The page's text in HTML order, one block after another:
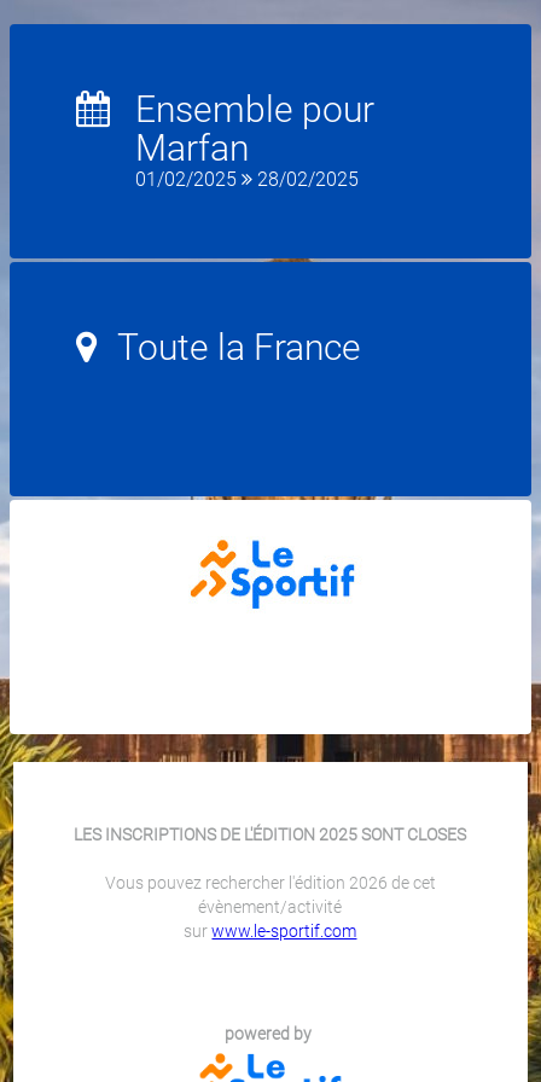
Ensemble pour
Marfan
01/02/2025 28/02/2025
Toute la France
LES INSCRIPTIONS DE L'ÉDITION 2025 SONT CLOSES
Vous pouvez rechercher l'édition 2026 de cet
évènement/activité
surwww.le-sportif.com
powered by